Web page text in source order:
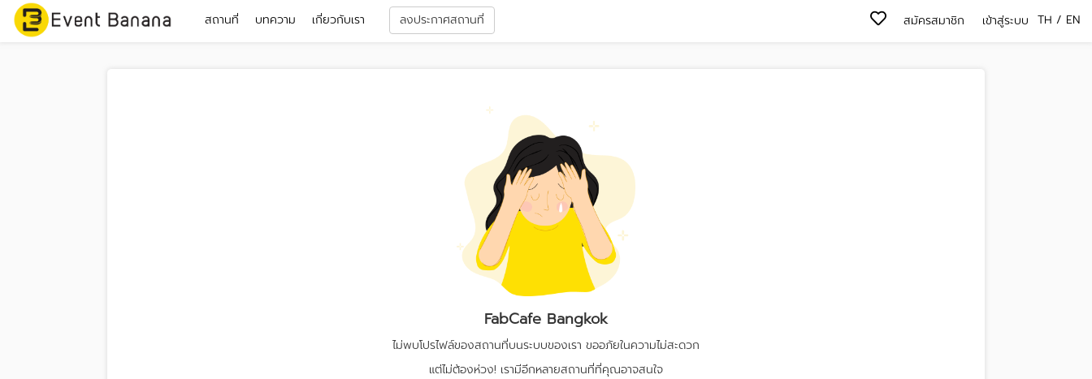
สถานที่ บทความ เกี่ยวกับเรา ลงประกาศสถานที่ TH / EN
สมัครสมาชิก เข้าสู่ระบบ
FabCafe Bangkok
ไม่พบโปรไฟล์ของสถานที่บนระบบของเรา ขออภัยในความไม่สะดวก
แต่ไม่ต้องห่วง! เรามีอีกหลายสถานที่ที่คุณอาจสนใจ